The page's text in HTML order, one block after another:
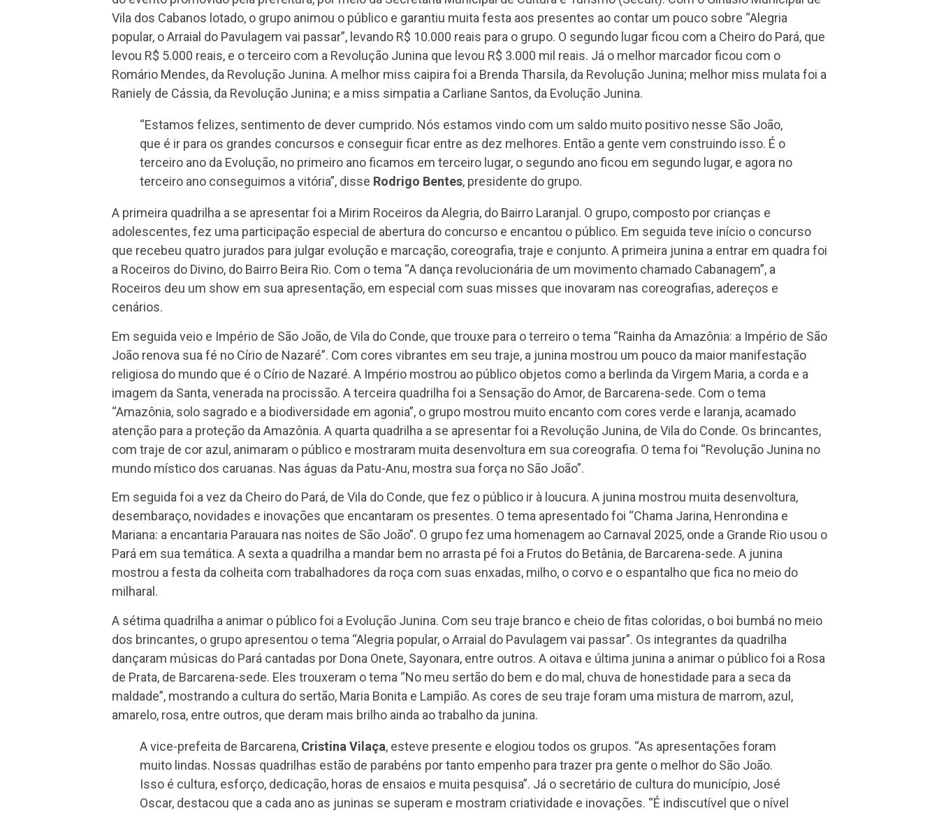
Vila dos Cabanos lotado, o grupo animou o público e garantiu muita festa aos presentes ao contar um pouco sobre “Alegria
popular, o Arraial do Pavulagem vai passar”, levando R$ 10.000 reais para o grupo. O segundo lugar ficou com a Cheiro do Pará, que
levou R$ 5.000 reais, e o terceiro com a Revolução Junina que levou R$ 3.000 mil reais. Já o melhor marcador ficou com o
Romário Mendes, da Revolução Junina. A melhor miss caipira foi a Brenda Tharsila, da Revolução Junina; melhor miss mulata foi a
Raniely de Cássia, da Revolução Junina; e a miss simpatia a Carliane Santos, da Evolução Junina.
“Estamos felizes, sentimento de dever cumprido. Nós estamos vindo com um saldo muito positivo nesse São João,
que é ir para os grandes concursos e conseguir ficar entre as dez melhores. Então a gente vem construindo isso. É o
terceiro ano da Evolução, no primeiro ano ficamos em terceiro lugar, o segundo ano ficou em segundo lugar, e agora no
terceiro ano conseguimos a vitória”, disse Rodrigo Bentes, presidente do grupo.
A primeira quadrilha a se apresentar foi a Mirim Roceiros da Alegria, do Bairro Laranjal. O grupo, composto por crianças e
adolescentes, fez uma participação especial de abertura do concurso e encantou o público. Em seguida teve início o concurso
que recebeu quatro jurados para julgar evolução e marcação, coreografia, traje e conjunto. A primeira junina a entrar em quadra foi
a Roceiros do Divino, do Bairro Beira Rio. Com o tema “A dança revolucionária de um movimento chamado Cabanagem”, a
Roceiros deu um show em sua apresentação, em especial com suas misses que inovaram nas coreografias, adereços e
cenários.
Em seguida veio e Império de São João, de Vila do Conde, que trouxe para o terreiro o tema “Rainha da Amazônia: a Império de São
João renova sua fé no Círio de Nazaré”. Com cores vibrantes em seu traje, a junina mostrou um pouco da maior manifestação
religiosa do mundo que é o Círio de Nazaré. A Império mostrou ao público objetos como a berlinda da Virgem Maria, a corda e a
imagem da Santa, venerada na procissão. A terceira quadrilha foi a Sensação do Amor, de Barcarena-sede. Com o tema
“Amazônia, solo sagrado e a biodiversidade em agonia”, o grupo mostrou muito encanto com cores verde e laranja, acamado
atenção para a proteção da Amazônia. A quarta quadrilha a se apresentar foi a Revolução Junina, de Vila do Conde. Os brincantes,
com traje de cor azul, animaram o público e mostraram muita desenvoltura em sua coreografia. O tema foi “Revolução Junina no
mundo místico dos caruanas. Nas águas da Patu-Anu, mostra sua força no São João”.
Em seguida foi a vez da Cheiro do Pará, de Vila do Conde, que fez o público ir à loucura. A junina mostrou muita desenvoltura,
desembaraço, novidades e inovações que encantaram os presentes. O tema apresentado foi “Chama Jarina, Henrondina e
Mariana: a encantaria Parauara nas noites de São João”. O grupo fez uma homenagem ao Carnaval 2025, onde a Grande Rio usou o
Pará em sua temática. A sexta a quadrilha a mandar bem no arrasta pé foi a Frutos do Betânia, de Barcarena-sede. A junina
mostrou a festa da colheita com trabalhadores da roça com suas enxadas, milho, o corvo e o espantalho que fica no meio do
milharal.
A sétima quadrilha a animar o público foi a Evolução Junina. Com seu traje branco e cheio de fitas coloridas, o boi bumbá no meio
dos brincantes, o grupo apresentou o tema “Alegria popular, o Arraial do Pavulagem vai passar”. Os integrantes da quadrilha
dançaram músicas do Pará cantadas por Dona Onete, Sayonara, entre outros. A oitava e última junina a animar o público foi a Rosa
de Prata, de Barcarena-sede. Eles trouxeram o tema “No meu sertão do bem e do mal, chuva de honestidade para a seca da
maldade”, mostrando a cultura do sertão, Maria Bonita e Lampião. As cores de seu traje foram uma mistura de marrom, azul,
amarelo, rosa, entre outros, que deram mais brilho ainda ao trabalho da junina.
A vice-prefeita de Barcarena, Cristina Vilaça, esteve presente e elogiou todos os grupos. “As apresentações foram
muito lindas. Nossas quadrilhas estão de parabéns por tanto empenho para trazer pra gente o melhor do São João.
Isso é cultura, esforço, dedicação, horas de ensaios e muita pesquisa”. Já o secretário de cultura do município, José
Oscar, destacou que a cada ano as juninas se superam e mostram criatividade e inovações. “É indiscutível que o nível